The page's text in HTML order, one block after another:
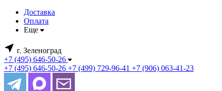
Доставка
Оплата
Еще
г. Зеленоград
+7 (495) 646-50-26
+7 (495) 646-50-26 +7 (499) 729-96-41 +7 (906) 063-41-23